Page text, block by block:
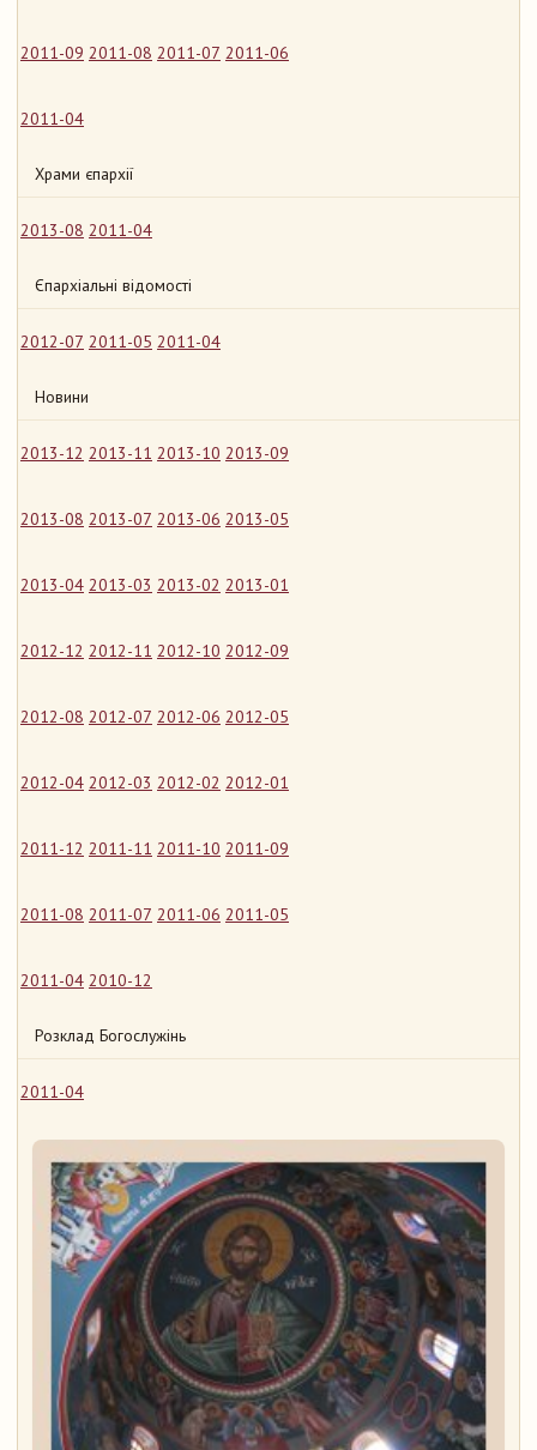
2011-09 2011-08 2011-07 2011-06
2011-04
Храми єпархії
2013-08 2011-04
Єпархіальні відомості
2012-07 2011-05 2011-04
Новини
2013-12 2013-11 2013-10 2013-09
2013-08 2013-07 2013-06 2013-05
2013-04 2013-03 2013-02 2013-01
2012-12 2012-11 2012-10 2012-09
2012-08 2012-07 2012-06 2012-05
2012-04 2012-03 2012-02 2012-01
2011-12 2011-11 2011-10 2011-09
2011-08 2011-07 2011-06 2011-05
2011-04 2010-12
Розклад Богослужінь
2011-04